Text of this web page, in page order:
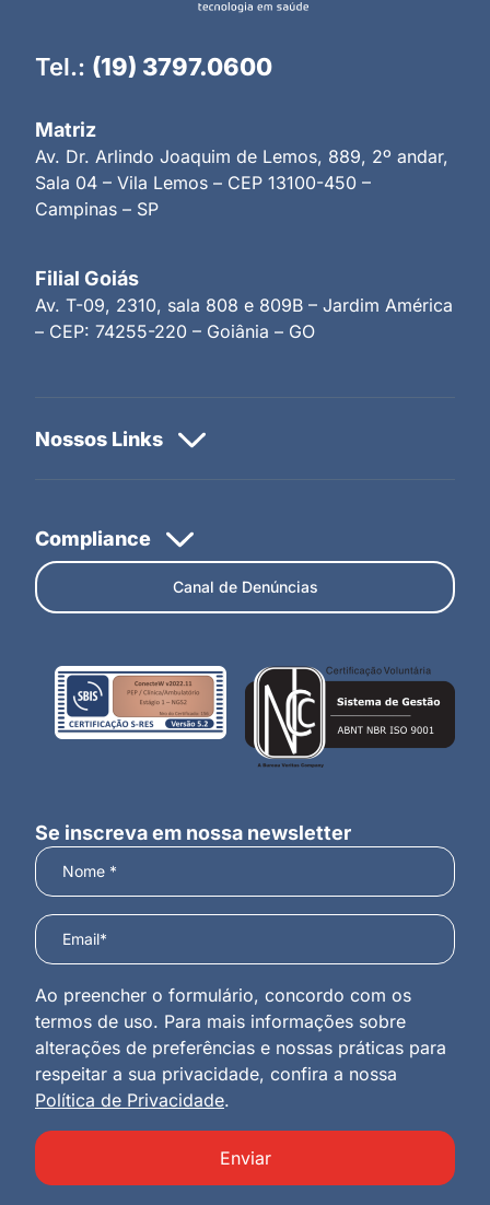
Tel.: (19) 3797.0600
Matriz
Av. Dr. Arlindo Joaquim de Lemos, 889, 2º andar,
Sala 04 – Vila Lemos – CEP 13100-450 –
Campinas – SP
Filial Goiás
Av. T-09, 2310, sala 808 e 809B – Jardim América
– CEP: 74255-220 – Goiânia – GO
Canal de Denúncias
Se inscreva em nossa newsletter
Ao preencher o formulário, concordo com os
termos de uso. Para mais informações sobre
alterações de preferências e nossas práticas para
respeitar a sua privacidade, confira a nossa
Política de Privacidade.
Enviar